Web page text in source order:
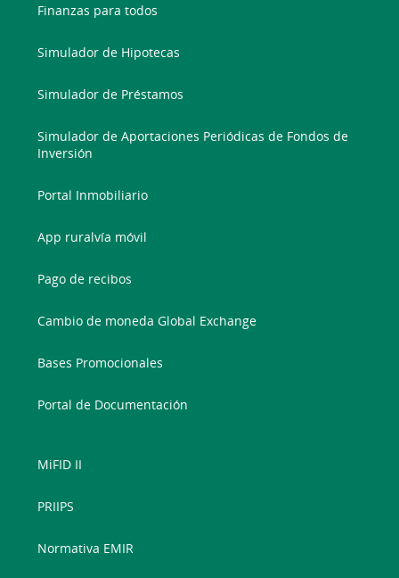
Finanzas para todos
Simulador de Hipotecas
Simulador de Préstamos
Simulador de Aportaciones Periódicas de Fondos de
Inversión
Portal Inmobiliario
App ruralvía móvil
Pago de recibos
Cambio de moneda Global Exchange
Bases Promocionales
Portal de Documentación
MiFID II
PRIIPS
Normativa EMIR